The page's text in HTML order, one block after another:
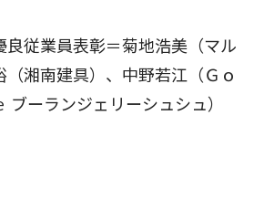
従業員表彰＝菊地浩美（マル
（湘南建具）、中野若江（Ｇｏ
ブーランジェリーシュシュ）